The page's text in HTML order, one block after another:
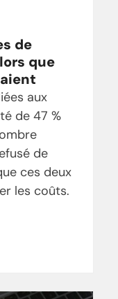
de
que
aux
de 47 %
de
ces deux
les coûts.